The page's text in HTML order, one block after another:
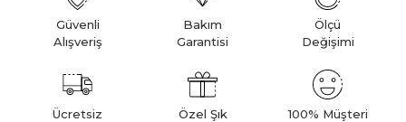
Güvenli
Alışveriş
Bakım
Garantisi
Ölçü
Değişimi
Ücretsiz
Özel Şık
100% Müşteri